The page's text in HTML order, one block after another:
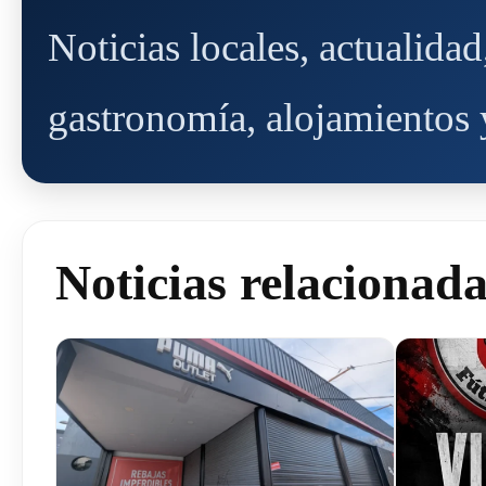
Noticias locales,
gastronomía,
Noticias